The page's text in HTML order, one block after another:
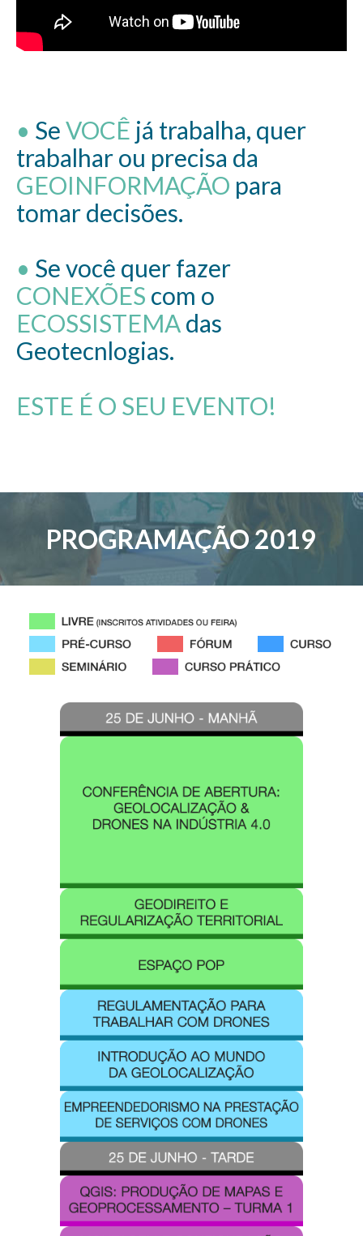
• SeVOCÊ já trabalha, quer
trabalhar ou precisa da
GEOINFORMAÇÃO para
tomar decisões.
• Se você quer fazer
CONEXÕES com o
ECOSSISTEMAdas
Geotecnlogias.
ESTE É O SEU EVENTO!
PROGRAMAÇÃO 2019